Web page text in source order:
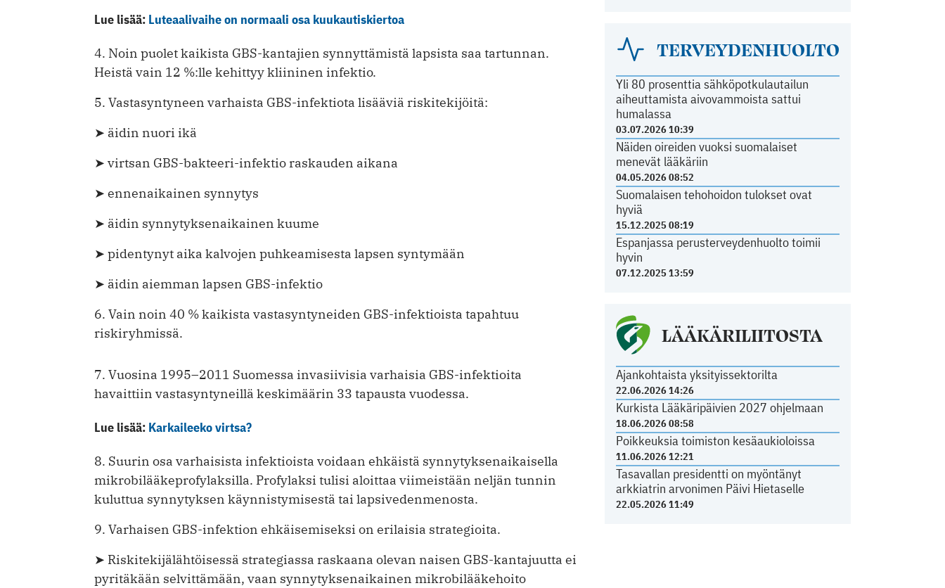
TERVEYDENHUOLTO
Yli 80 prosenttia sähköpotkulautailun
aiheuttamista aivovammoista sattui
humalassa
03.07.2026 10:39
Näiden oireiden vuoksi suomalaiset
menevät lääkäriin
04.05.2026 08:52
Suomalaisen tehohoidon tulokset ovat
hyviä
15.12.2025 08:19
Espanjassa perusterveydenhuolto toimii
hyvin
07.12.2025 13:59
LÄÄKÄRILIITOSTA
Ajankohtaista yksityissektorilta
22.06.2026 14:26
Kurkista Lääkäripäivien 2027 ohjelmaan
18.06.2026 08:58
Poikkeuksia toimiston kesäaukioloissa
11.06.2026 12:21
Tasavallan presidentti on myöntänyt
arkkiatrin arvonimen Päivi Hietaselle
22.05.2026 11:49
Lue lisää: Luteaalivaihe on normaali osa kuukautiskiertoa
4. Noin puolet kaikista GBS-kantajien synnyttämistä lapsista saa tartunnan.
Heistä vain 12 %:lle kehittyy kliininen infektio.
5. Vastasyntyneen varhaista GBS-infektiota lisääviä riskitekijöitä:
➤ äidin nuori ikä
➤ virtsan GBS-bakteeri-infektio raskauden aikana
➤ ennenaikainen synnytys
➤ äidin synnytyksenaikainen kuume
➤ pidentynyt aika kalvojen puhkeamisesta lapsen syntymään
➤ äidin aiemman lapsen GBS-infektio
6. Vain noin 40 % kaikista vastasyntyneiden GBS-infektioista tapahtuu
riskiryhmissä.
7. Vuosina 1995–2011 Suomessa invasiivisia varhaisia GBS-infektioita
havaittiin vastasyntyneillä keskimäärin 33 tapausta vuodessa.
Lue lisää: Karkaileeko virtsa?
8. Suurin osa varhaisista infektioista voidaan ehkäistä synnytyksenaikaisella
mikrobilääke­profylaksilla. Profylaksi tulisi aloittaa viimeistään neljän tunnin
kuluttua synnytyksen käynnistymisestä tai lapsivedenmenosta.
9. Varhaisen GBS-infektion ehkäisemiseksi on erilaisia strategioita.
➤ Riskitekijälähtöisessä strategiassa raskaana olevan naisen GBS-kantajuutta ei
pyritäkään selvittämään, vaan synnytyksenaikainen mikrobilääkehoito